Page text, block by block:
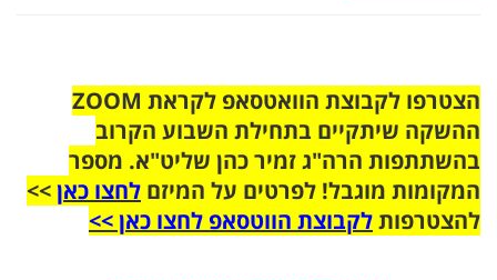
הצטרפו לקבוצת הוואטסאפ לקראת ZOOM
ההשקה שיתקיים בתחילת השבוע הקרוב
בהשתתפות הרה"ג זמיר כהן שליט"א. מספר
המקומות מוגבל! לפרטים על המיזם לחצו כאן>>
להצטרפותלקבוצת הווטסאפ לחצו כאן >>